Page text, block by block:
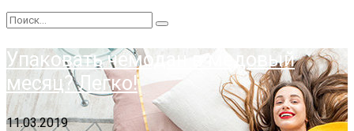
Упаковать чемодан в медовый
месяц? Легко!
11.03.2019